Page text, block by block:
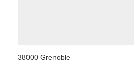
38000 Grenoble